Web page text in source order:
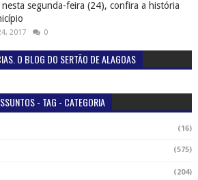
segunda-feira (24), confira a história
2017 0
O BLOG DO SERTÃO DE ALAGOAS
- TAG - CATEGORIA
(16)
(575)
(204)